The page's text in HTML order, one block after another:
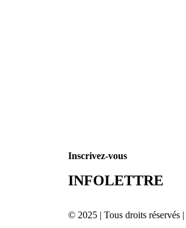
Inscrivez-vous
INFOLETTRE
© 2025 | Tous droits réservés |